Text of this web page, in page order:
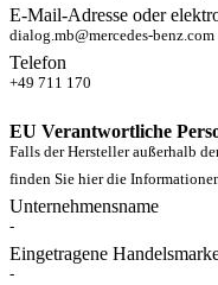
E-Mail-Adresse oder
dialog.mb@mercedes-benz.com
Telefon
+49 711 170
EU Verantwortliche
Falls der Hersteller außerhalb
finden Sie hier die
Unternehmensname
-
Eingetragene
-